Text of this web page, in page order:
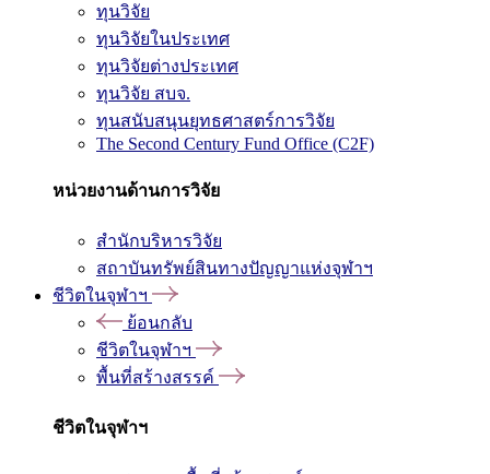
ทุนวิจัย
ทุนวิจัยในประเทศ
ทุนวิจัยต่างประเทศ
ทุนวิจัย สบจ.
ทุนสนับสนุนยุทธศาสตร์การวิจัย
The Second Century Fund Office (C2F)
หน่วยงานด้านการวิจัย
สำนักบริหารวิจัย
สถาบันทรัพย์สินทางปัญญาแห่งจุฬาฯ
ชีวิตในจุฬาฯ
ย้อนกลับ
ชีวิตในจุฬาฯ
พื้นที่สร้างสรรค์
ชีวิตในจุฬาฯ